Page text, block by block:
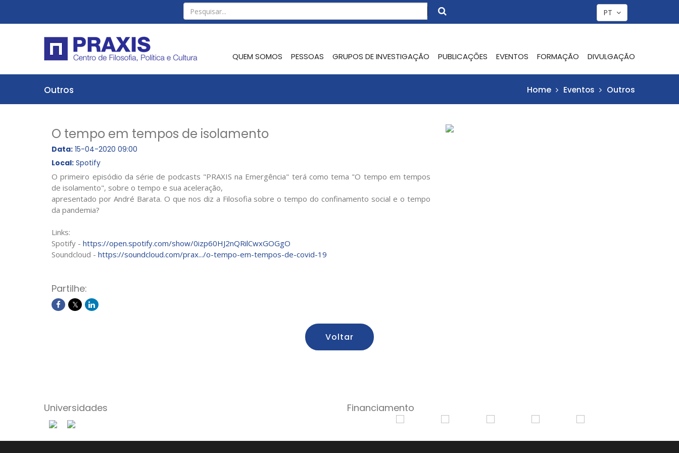
PT
QUEM SOMOS PESSOAS GRUPOS DE INVESTIGAÇÃO PUBLICAÇÕES EVENTOS FORMAÇÃO DIVULGAÇÃO
Outros Home Eventos Outros
O tempo em tempos de isolamento
Data: 15-04-2020 09:00
Local: Spotify
O primeiro episódio da série de podcasts "PRAXIS na Emergência" terá como tema "O tempo em tempos
de isolamento", sobre o tempo e sua aceleração,
apresentado por André Barata. O que nos diz a Filosofia sobre o tempo do confinamento social e o tempo
da pandemia?
Links:
Spotify - https://open.spotify.com/show/0izp60HJ2nQRilCwxGOGgO
Soundcloud - https://soundcloud.com/prax.../o-tempo-em-tempos-de-covid-19
Partilhe:
Voltar
Universidades Financiamento